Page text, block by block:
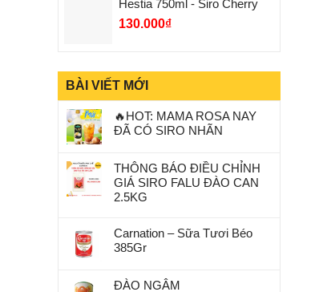
Hestia 750ml - Siro Cherry
130.000₫
BÀI VIẾT MỚI
🔥HOT: MAMA ROSA NAY
ĐÃ CÓ SIRO NHÃN
THÔNG BÁO ĐIỀU CHỈNH
GIÁ SIRO FALU ĐÀO CAN
2.5KG
Carnation – Sữa Tươi Béo
385Gr
ĐÀO NGÂM